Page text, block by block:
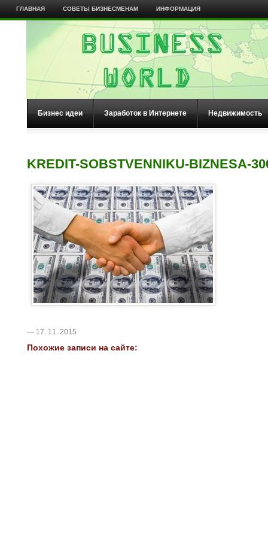
ГЛАВНАЯ СОВЕТЫ БИЗНЕСМЕНАМ ИНФОРМАЦИЯ
Бизнес идеи Заработок в Интернете Недвижимость
KREDIT-SOBSTVENNIKU-BIZNESA-
— 17. 11. 2015
Похожие записи на сайте: